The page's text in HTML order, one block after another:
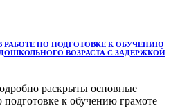
ПО ПОДГОТОВКЕ К ОБУЧЕНИЮ
ВОЗРАСТА С ЗАДЕРЖКОЙ
раскрыты основные
подготовке к обучению грамоте